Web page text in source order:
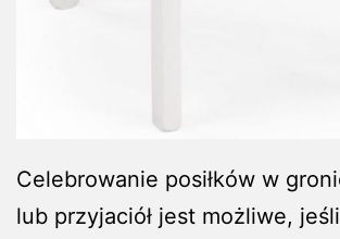
Celebrowanie posiłków w
lub przyjaciół jest możliwe,